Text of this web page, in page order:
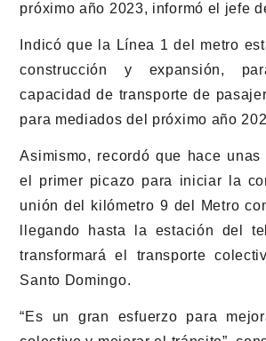
próximo año 2023, informó el jefe
Indicó que la Línea 1 del metro
construcción y expansión,
capacidad de transporte de
para mediados del próximo año
Asimismo, recordó que hace unas
el primer picazo para iniciar la
unión del kilómetro 9 del Metro
llegando hasta la estación del
transformará el transporte
Santo Domingo.
“Es un gran esfuerzo para